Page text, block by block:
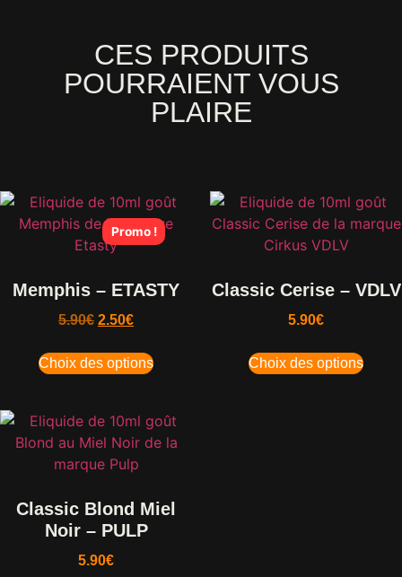
CES PRODUITS
POURRAIENT VOUS
PLAIRE
Promo !
Memphis – ETASTY
5.90€ 2.50€
Choix des options
Classic Cerise – VDLV
5.90€
Choix des options
Classic Blond Miel
Noir – PULP
5.90€